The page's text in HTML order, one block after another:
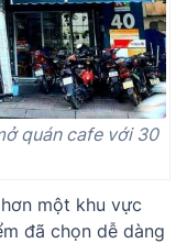
quán cafe với 30
một khu vực
đã chọn dễ dàng